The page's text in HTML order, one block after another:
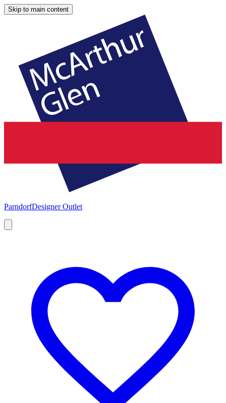
Skip to main content
ParndorfDesigner Outlet